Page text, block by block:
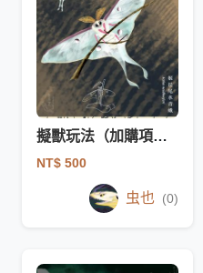
擬獸玩法（加購項目）
NT$ 500
虫也 (0)